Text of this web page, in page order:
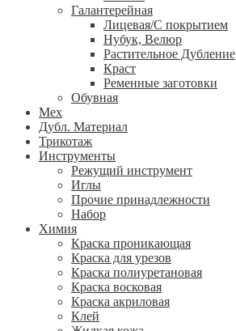
Галантерейная
Лицевая/С покрытием
Нубук, Велюр
Растительное Дубление
Краст
Ременные заготовки
Обувная
Мех
Дубл. Материал
Трикотаж
Инструменты
Режущий инструмент
Иглы
Прочие принадлежности
Набор
Химия
Краска проникающая
Краска для урезов
Краска полиуретановая
Краска восковая
Краска акриловая
Клей